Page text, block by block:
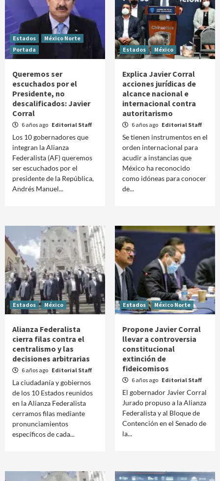
Estados
México Norte
Portada
Queremos ser
escuchados por el
Presidente, no
descalificados: Javier
Corral
6 años ago Editorial Staff
Los 10 gobernadores que
integran la Alianza
Federalista (AF) queremos
ser escuchados por el
presidente de la República,
Andrés Manuel...
Estados México
Explica Javier Corral
acciones jurídicas de
alcance nacional e
internacional contra
autoritarismo
6 años ago Editorial Staff
Se tienen instrumentos en el
orden internacional para
acudir a instancias que
México ha reconocido
como idóneas para conocer
de...
Estados México
Alianza Federalista
cierra filas contra el
centralismo y las
decisiones arbitrarias
6 años ago Editorial Staff
La ciudadanía y gobiernos
de los 10 Estados reunidos
en la Alianza Federalista
cerramos filas mediante
pronunciamientos
específicos de cada...
Estados México Norte
Propone Javier Corral
llevar a controversia
constitucional
extinción de
fideicomisos
6 años ago Editorial Staff
El gobernador Javier Corral
Jurado propuso a la Alianza
Federalista y al Bloque de
Contención en el Senado de
la...